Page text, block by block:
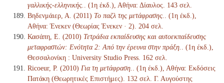
γαλλικής-ελληνικής.
. (1η έκδ.), Αθήνα: Δίαυλος. 143 σελ.
Βηδενμάιερ, Α. (2011) Το παζλ της μετάφρασης.
. (1η έκδ.),
Αθήνα: Ένεκεν (Θεωρίας Ένεκεν · 2). 204 σελ.
Κασάπη, Ε. (2010) Τετράδια εκπαίδευσης και αυτοεκπαίδευσης
μεταφραστών: Ενότητα 2: Από την έρευνα στην πράξη.
. (1η έκδ.),
Θεσσαλονίκη : University Studio Press. 162 σελ.
Ricoeur, P. (2010) Για τη μετάφραση.
. (1η έκδ.), Αθήνα: Εκδόσεις
Πατάκη (Θεωρητικές Επιστήμες). 132 σελ. Γ. Αυγούστης